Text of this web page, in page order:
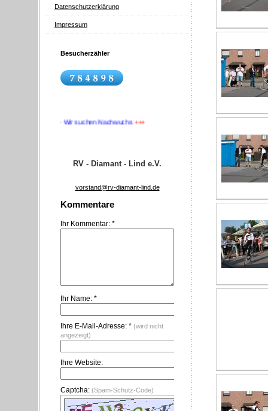
Datenschutzerklärung
Impressum
Besucherzähler
Wir suchen Nachwuchs+++
RV - Diamant - Lind e.V.
vorstand@rv-diamant-lind.de
Kommentare
Ihr Kommentar: *
Ihr Name: *
Ihre E-Mail-Adresse: * (wird nicht
angezeigt)
Ihre Website:
Captcha: (Spam-Schutz-Code)